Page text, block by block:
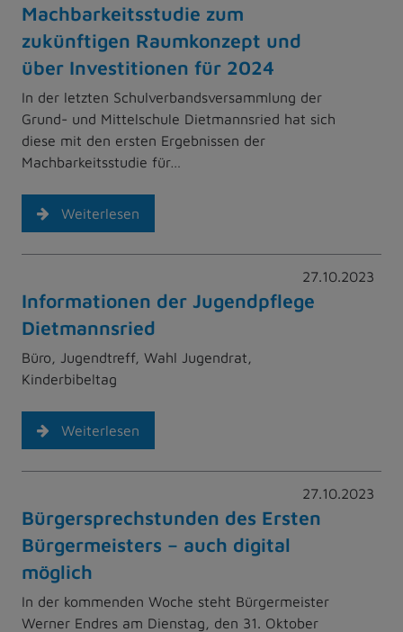
Machbarkeitsstudie zum
zukünftigen Raumkonzept und
über Investitionen für 2024
In der letzten Schulverbandsversammlung der
Grund- und Mittelschule Dietmannsried hat sich
diese mit den ersten Ergebnissen der
Machbarkeitsstudie für…
Weiterlesen
27.10.2023
Informationen der Jugendpflege
Dietmannsried
Büro, Jugendtreff, Wahl Jugendrat,
Kinderbibeltag
Weiterlesen
27.10.2023
Bürgersprechstunden des Ersten
Bürgermeisters – auch digital
möglich
In der kommenden Woche steht Bürgermeister
Werner Endres am Dienstag, den 31. Oktober